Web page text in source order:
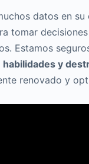
datos en
tomar
Estamos
habilidades y
renovado y